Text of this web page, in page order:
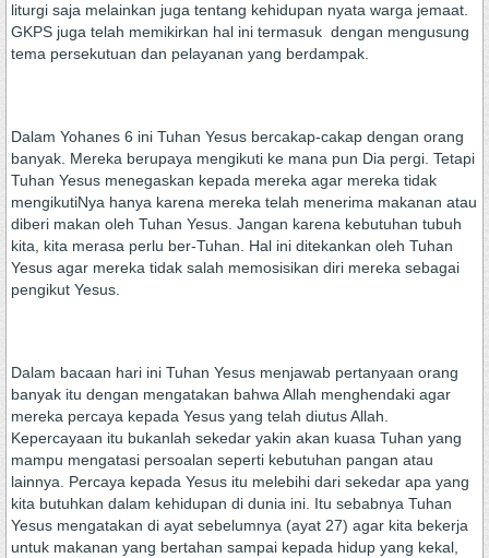
liturgi saja melainkan juga tentang kehidupan nyata warga jemaat.
GKPS juga telah memikirkan hal ini termasuk dengan mengusung
tema persekutuan dan pelayanan yang berdampak.
Dalam Yohanes 6 ini Tuhan Yesus bercakap-cakap dengan orang
banyak. Mereka berupaya mengikuti ke mana pun Dia pergi. Tetapi
Tuhan Yesus menegaskan kepada mereka agar mereka tidak
mengikutiNya hanya karena mereka telah menerima makanan atau
diberi makan oleh Tuhan Yesus. Jangan karena kebutuhan tubuh
kita, kita merasa perlu ber-Tuhan. Hal ini ditekankan oleh Tuhan
Yesus agar mereka tidak salah memosisikan diri mereka sebagai
pengikut Yesus.
Dalam bacaan hari ini Tuhan Yesus menjawab pertanyaan orang
banyak itu dengan mengatakan bahwa Allah menghendaki agar
mereka percaya kepada Yesus yang telah diutus Allah.
Kepercayaan itu bukanlah sekedar yakin akan kuasa Tuhan yang
mampu mengatasi persoalan seperti kebutuhan pangan atau
lainnya. Percaya kepada Yesus itu melebihi dari sekedar apa yang
kita butuhkan dalam kehidupan di dunia ini. Itu sebabnya Tuhan
Yesus mengatakan di ayat sebelumnya (ayat 27) agar kita bekerja
untuk makanan yang bertahan sampai kepada hidup yang kekal,